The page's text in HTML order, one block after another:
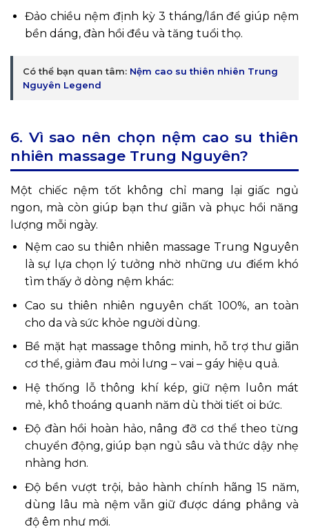
Đảo chiều nệm định kỳ 3 tháng/lần để giúp nệm
bền dáng, đàn hồi đều và tăng tuổi thọ.
Có thể bạn quan tâm: Nệm cao su thiên nhiên Trung
Nguyên Legend
6. Vì sao nên chọn nệm cao su thiên
nhiên massage Trung Nguyên?
Một chiếc nệm tốt không chỉ mang lại giấc ngủ
ngon, mà còn giúp bạn thư giãn và phục hồi năng
lượng mỗi ngày.
Nệm cao su thiên nhiên massage Trung Nguyên
là sự lựa chọn lý tưởng nhờ những ưu điểm khó
tìm thấy ở dòng nệm khác:
Cao su thiên nhiên nguyên chất 100%, an toàn
cho da và sức khỏe người dùng.
Bề mặt hạt massage thông minh, hỗ trợ thư giãn
cơ thể, giảm đau mỏi lưng – vai – gáy hiệu quả.
Hệ thống lỗ thông khí kép, giữ nệm luôn mát
mẻ, khô thoáng quanh năm dù thời tiết oi bức.
Độ đàn hồi hoàn hảo, nâng đỡ cơ thể theo từng
chuyển động, giúp bạn ngủ sâu và thức dậy nhẹ
nhàng hơn.
Độ bền vượt trội, bảo hành chính hãng 15 năm,
dùng lâu mà nệm vẫn giữ được dáng phẳng và
độ êm như mới.